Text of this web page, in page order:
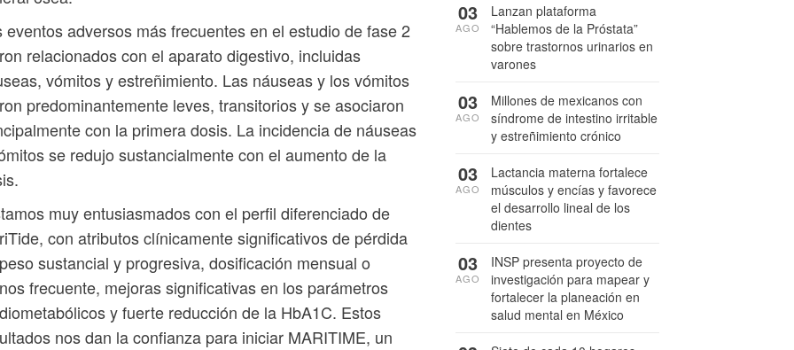
eventos adversos más frecuentes en el estudio de fase 2
relacionados con el aparato digestivo, incluidas
vómitos y estreñimiento. Las náuseas y los vómitos
predominantemente leves, transitorios y se asociaron
con la primera dosis. La incidencia de náuseas
se redujo sustancialmente con el aumento de la
muy entusiasmados con el perfil diferenciado de
con atributos clínicamente significativos de pérdida
sustancial y progresiva, dosificación mensual o
frecuente, mejoras significativas en los parámetros
y fuerte reducción de la HbA1C. Estos
nos dan la confianza para iniciar MARITIME, un
Lanzan plataforma
“Hablemos de la Próstata”
sobre trastornos urinarios en
varones
03
AGO
Millones de mexicanos con
síndrome de intestino irritable
y estreñimiento crónico
03
AGO
Lactancia materna fortalece
músculos y encías y favorece
el desarrollo lineal de los
dientes
03
AGO
INSP presenta proyecto de
investigación para mapear y
fortalecer la planeación en
salud mental en México
03
AGO